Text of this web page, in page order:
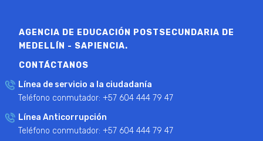
AGENCIA DE EDUCACIÓN POSTSECUNDARIA DE
MEDELLÍN - SAPIENCIA.
CONTÁCTANOS
Línea de servicio a la ciudadanía
Teléfono conmutador: +57 604 444 79 47
Línea Anticorrupción
Teléfono conmutador: +57 604 444 79 47